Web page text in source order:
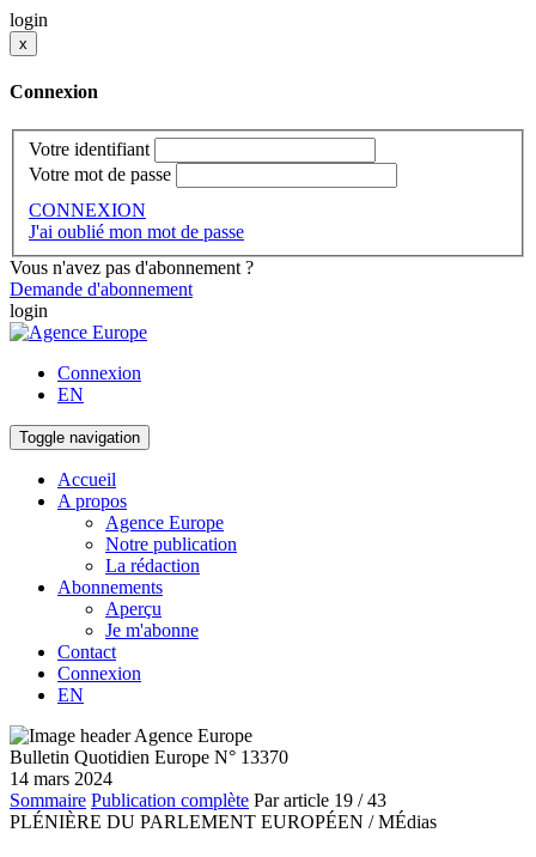
login
x
Connexion
Votre identifiant
Votre mot de passe
CONNEXION
J'ai oublié mon mot de passe
Vous n'avez pas d'abonnement ?
Demande d'abonnement
login
Connexion
EN
Toggle navigation
Accueil
A propos
Agence Europe
Notre publication
La rédaction
Abonnements
Aperçu
Je m'abonne
Contact
Connexion
EN
Bulletin Quotidien Europe N° 13370
14 mars 2024
Sommaire Publication complète Par article 19 / 43
PLÉNIÈRE DU PARLEMENT EUROPÉEN / MÉdias